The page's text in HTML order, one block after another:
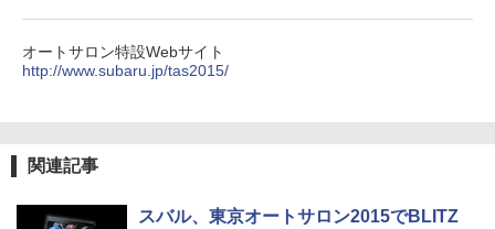
オートサロン特設Webサイト
http://www.subaru.jp/tas2015/
関連記事
スバル、東京オートサロン2015でBLITZ